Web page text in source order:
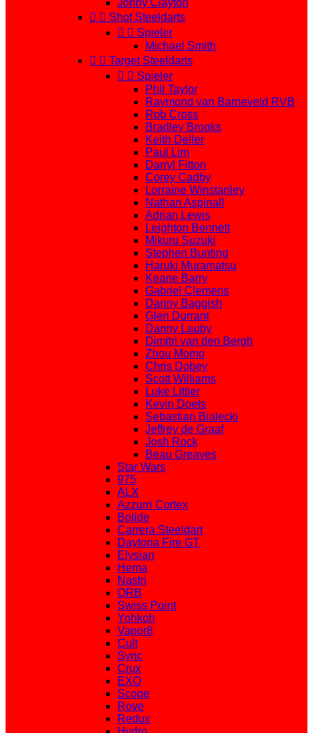
Jonny Clayton
  Shot Steeldarts
  Spieler
Michael Smith
  Target Steeldarts
  Spieler
Phil Taylor
Raymond van Barneveld RVB
Rob Cross
Bradley Brooks
Keith Deller
Paul Lim
Darryl Fitton
Corey Cadby
Lorraine Winstanley
Nathan Aspinall
Adrian Lewis
Leighton Bennett
Mikuru Suzuki
Stephen Bunting
Haruki Muramatsu
Keane Barry
Gabriel Clemens
Danny Baggish
Glen Durrant
Danny Lauby
Dimitri van den Bergh
Zhou Momo
Chris Dobey
Scott Williams
Luke Littler
Kevin Doets
Sebastian Bialecki
Jeffrey de Graaf
Josh Rock
Beau Greaves
Star Wars
975
ALX
Azzurri Cortex
Bolide
Carrera Steeldart
Daytona Fire GT
Elysian
Hema
Nastri
ORB
Swiss Point
Yohkoh
Vapor8
Cult
Sync
Crux
EXO
Scope
Rove
Redux